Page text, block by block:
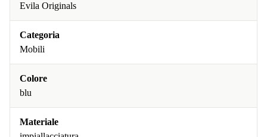
Evila Originals
Categoria
Mobili
Colore
blu
Materiale